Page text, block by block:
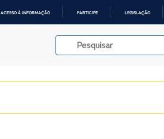
ACESSO À INFORMAÇÃO PARTICIPE LEGISLAÇÃO